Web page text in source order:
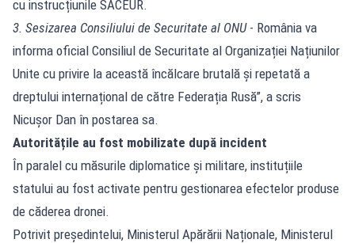
cu instrucțiunile SACEUR.
3. Sesizarea Consiliului de Securitate al ONU- România va
informa oficial Consiliul de Securitate al Organizației Națiunilor
Unite cu privire la această încălcare brutală și repetată a
dreptului internațional de către Federația Rusă”, a scris
Nicușor Dan în postarea sa.
Autoritățile au fost mobilizate după incident
În paralel cu măsurile diplomatice și militare, instituțiile
statului au fost activate pentru gestionarea efectelor produse
de căderea dronei.
Potrivit președintelui, Ministerul Apărării Naționale, Ministerul